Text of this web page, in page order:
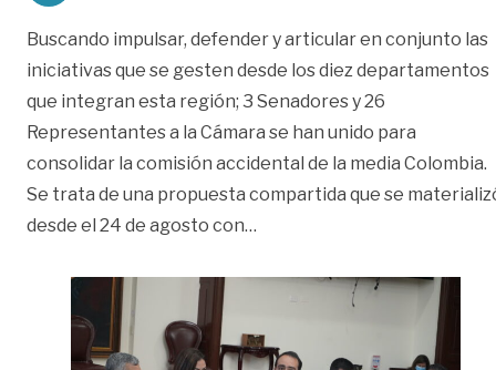
Buscando impulsar, defender y articular en conjunto las
iniciativas que se gesten desde los diez departamentos
que integran esta región; 3 Senadores y 26
Representantes a la Cámara se han unido para
consolidar la comisión accidental de la media Colombia.
Se trata de una propuesta compartida que se
desde el 24 de agosto con…